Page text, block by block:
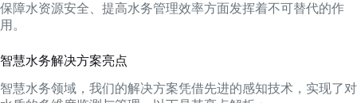
保障水资源安全、提高水务管理效率方面发挥着不可替代的作
用。
智慧水务解决方案亮点
智慧水务领域，我们的解决方案凭借先进的感知技术，实现了对